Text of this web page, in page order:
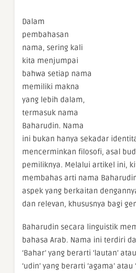
Dalam
pembahasan
nama, sering kali
kita menjumpai
bahwa setiap nama
memiliki makna
yang lebih dalam,
termasuk nama
Baharudin. Nama
ini bukan hanya sekadar
mencerminkan filosofi, asal
pemiliknya. Melalui artikel ini,
membahas arti nama
aspek yang berkaitan
dan relevan, khususnya bagi
Baharudin secara linguistik
bahasa Arab. Nama ini terdiri
‘Bahar’ yang berarti ‘lautan’
‘udin’ yang berarti ‘agama’ atau